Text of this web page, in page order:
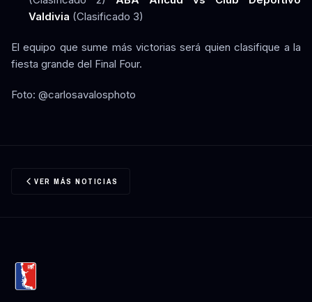
Valdivia (Clasificado 3)
El equipo que sume más victorias será quien clasifique a la
fiesta grande del Final Four.
Foto: @carlosavalosphoto
VER MÁS NOTICIAS